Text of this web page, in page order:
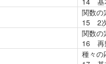
関数の
15 2
関数の
16 再
種々の